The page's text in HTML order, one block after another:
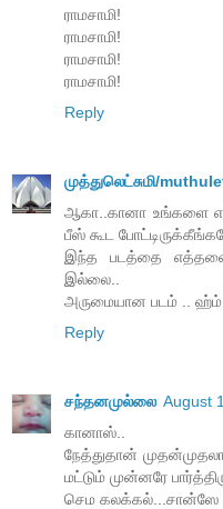
ராமசாமி!
ராமசாமி!
ராமசாமி!
ராமசாமி!
Reply
முத்துலெட்சுமி/
ஆகா..கானா உங்களை
பீஸ் கூட
இந்த படத்தை
இல்லை..
அருமையான படம் .. ஹ்ம்..
Reply
சந்தனமுல்லை August
கானாஸ்..
நேத்துதான்
மட்டும் முன்னரே
செம கலக்கல்...சான்ஸே